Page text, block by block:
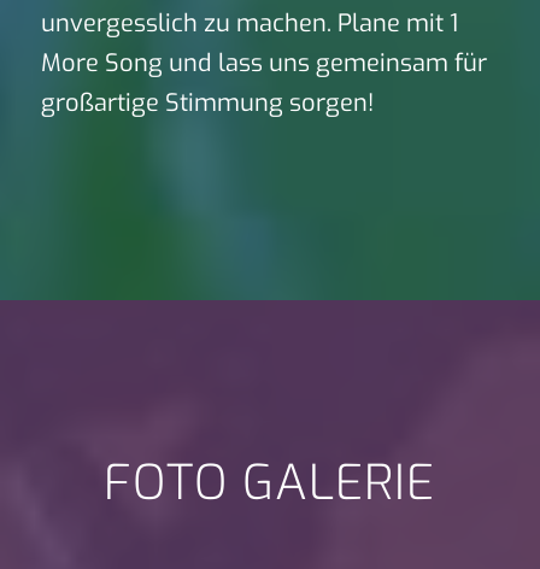
unvergesslich zu machen. Plane mit 1
More Song und lass uns gemeinsam für
großartige Stimmung sorgen!
FOTO GALERIE